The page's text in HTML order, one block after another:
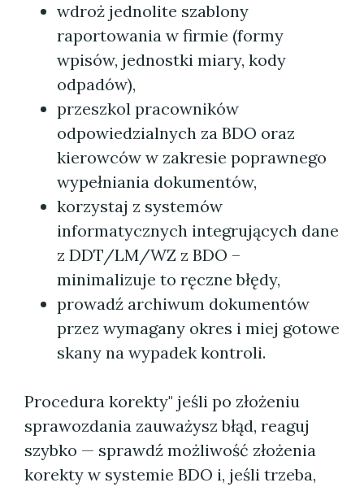
wdroż jednolite szablony
raportowania w firmie (formy
wpisów, jednostki miary, kody
odpadów),
przeszkol pracowników
odpowiedzialnych za BDO oraz
kierowców w zakresie poprawnego
wypełniania dokumentów,
korzystaj z systemów
informatycznych integrujących dane
z DDT/LM/WZ z BDO –
minimalizuje to ręczne błędy,
prowadź archiwum dokumentów
przez wymagany okres i miej gotowe
skany na wypadek kontroli.
Procedura korekty" jeśli po złożeniu
sprawozdania zauważysz błąd, reaguj
szybko — sprawdź możliwość złożenia
korekty w systemie BDO i, jeśli trzeba,